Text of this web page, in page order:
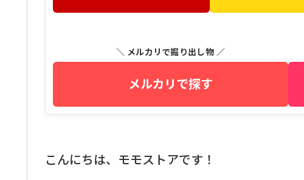
＼ メルカリで掘り出し物 ／
メルカリで探す
こんにちは、モモストアです！